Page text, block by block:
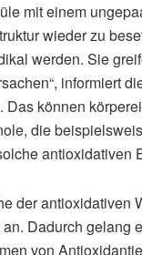
mit einem
wieder zu
werden. Sie
informiert
Das können
die
antioxidativen
der antioxidativen
Dadurch gelang
von